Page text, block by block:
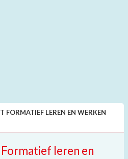
peerScholar
FORMATIEF LEREN EN WERKEN
leren en